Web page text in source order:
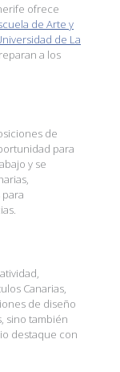
ofrece
de Arte y
de La
a los
de
para
y se
Canarias,
de diseño
sino también
destaque con